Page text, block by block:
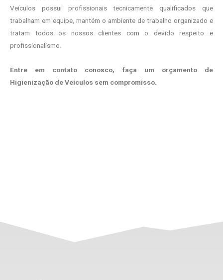
Veículos possui profissionais tecnicamente qualificados que
trabalham em equipe, mantém o ambiente de trabalho organizado e
tratam todos os nossos clientes com o devido respeito e
profissionalismo.
Entre em contato conosco, faça um orçamento de
Higienização de Veículos sem compromisso.